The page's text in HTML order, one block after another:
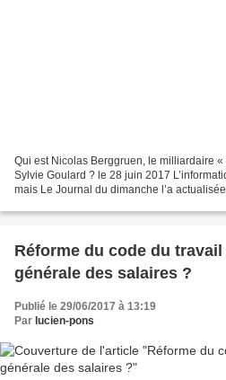
Qui est Nicolas Berggruen, le milliardaire
Sylvie Goulard ? le 28 juin 2017
mais Le Journal du dimanche l’a
Réforme du code du
générale des salaires ?
Publié le 29/06/2017 à 13:19
Par lucien-pons